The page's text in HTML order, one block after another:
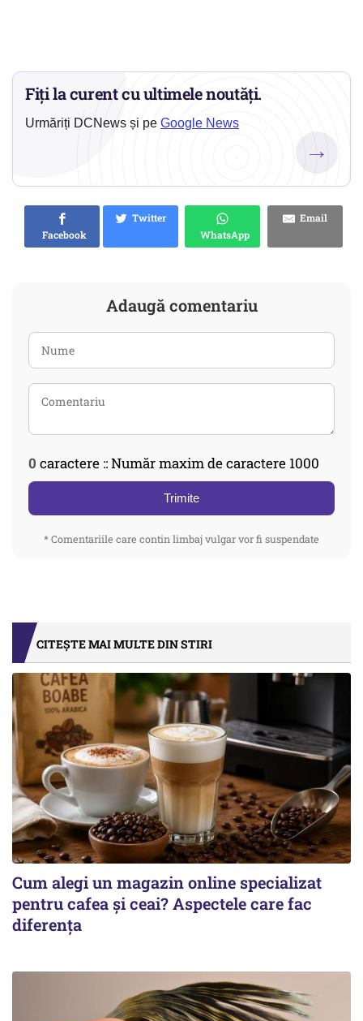
Fiți la curent cu ultimele noutăți.
Urmăriți DCNews și pe Google News
→
Facebook
Twitter
WhatsApp
Email
Adaugă comentariu
0 caractere :: Număr maxim de caractere 1000
Trimite
* Comentariile care contin limbaj vulgar vor fi suspendate
CITEȘTE MAI MULTE DIN STIRI
Cum alegi un magazin online specializat
pentru cafea și ceai? Aspectele care fac
diferența